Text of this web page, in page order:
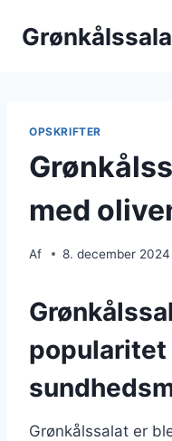
OPSKRIFTER
med
Af 8. december 2024
popularitet
Grønkålssalat er